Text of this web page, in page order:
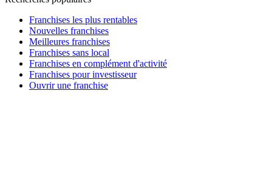
Franchises les plus rentables
Nouvelles franchises
Meilleures franchises
Franchises sans local
Franchises en complément d'activité
Franchises pour investisseur
Ouvrir une franchise